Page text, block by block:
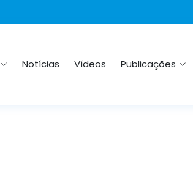
Notícias Vídeos Publicações